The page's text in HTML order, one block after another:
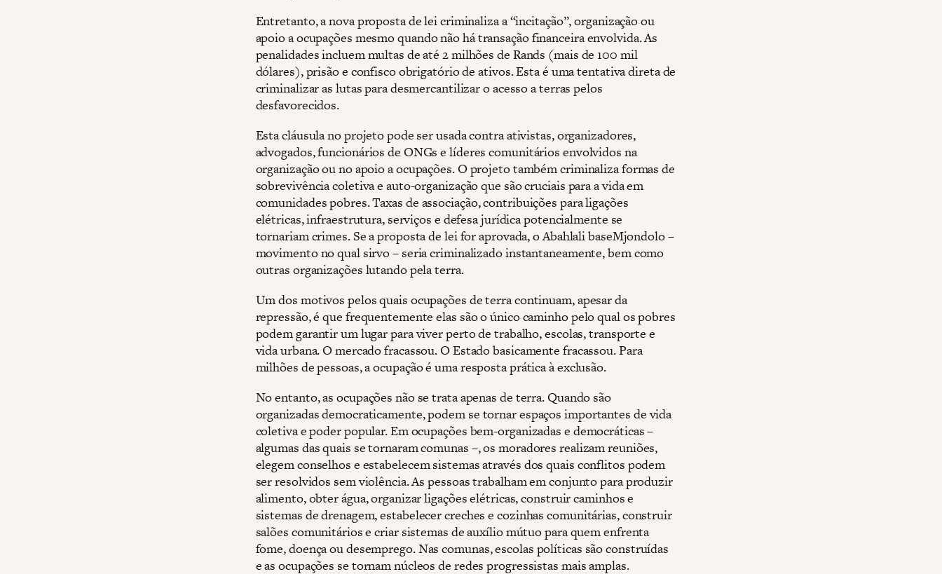
Entretanto, a nova proposta de lei criminaliza a “incitação”, organização ou
apoio a ocupações mesmo quando não há transação financeira envolvida. As
penalidades incluem multas de até 2 milhões de Rands (mais de 100 mil
dólares), prisão e confisco obrigatório de ativos. Esta é uma tentativa direta de
criminalizar as lutas para desmercantilizar o acesso a terras pelos
desfavorecidos.
Esta cláusula no projeto pode ser usada contra ativistas, organizadores,
advogados, funcionários de ONGs e líderes comunitários envolvidos na
organização ou no apoio a ocupações. O projeto também criminaliza formas de
sobrevivência coletiva e auto-organização que são cruciais para a vida em
comunidades pobres. Taxas de associação, contribuições para ligações
elétricas, infraestrutura, serviços e defesa jurídica potencialmente se
tornariam crimes. Se a proposta de lei for aprovada, o Abahlali baseMjondolo –
movimento no qual sirvo – seria criminalizado instantaneamente, bem como
outras organizações lutando pela terra.
Um dos motivos pelos quais ocupações de terra continuam, apesar da
repressão, é que frequentemente elas são o único caminho pelo qual os pobres
podem garantir um lugar para viver perto de trabalho, escolas, transporte e
vida urbana. O mercado fracassou. O Estado basicamente fracassou. Para
milhões de pessoas, a ocupação é uma resposta prática à exclusão.
No entanto, as ocupações não se trata apenas de terra. Quando são
organizadas democraticamente, podem se tornar espaços importantes de vida
coletiva e poder popular. Em ocupações bem-organizadas e democráticas –
algumas das quais se tornaram comunas –, os moradores realizam reuniões,
elegem conselhos e estabelecem sistemas através dos quais conflitos podem
ser resolvidos sem violência. As pessoas trabalham em conjunto para produzir
alimento, obter água, organizar ligações elétricas, construir caminhos e
sistemas de drenagem, estabelecer creches e cozinhas comunitárias, construir
salões comunitários e criar sistemas de auxílio mútuo para quem enfrenta
fome, doença ou desemprego. Nas comunas, escolas políticas são construídas
e as ocupações se tornam núcleos de redes progressistas mais amplas.